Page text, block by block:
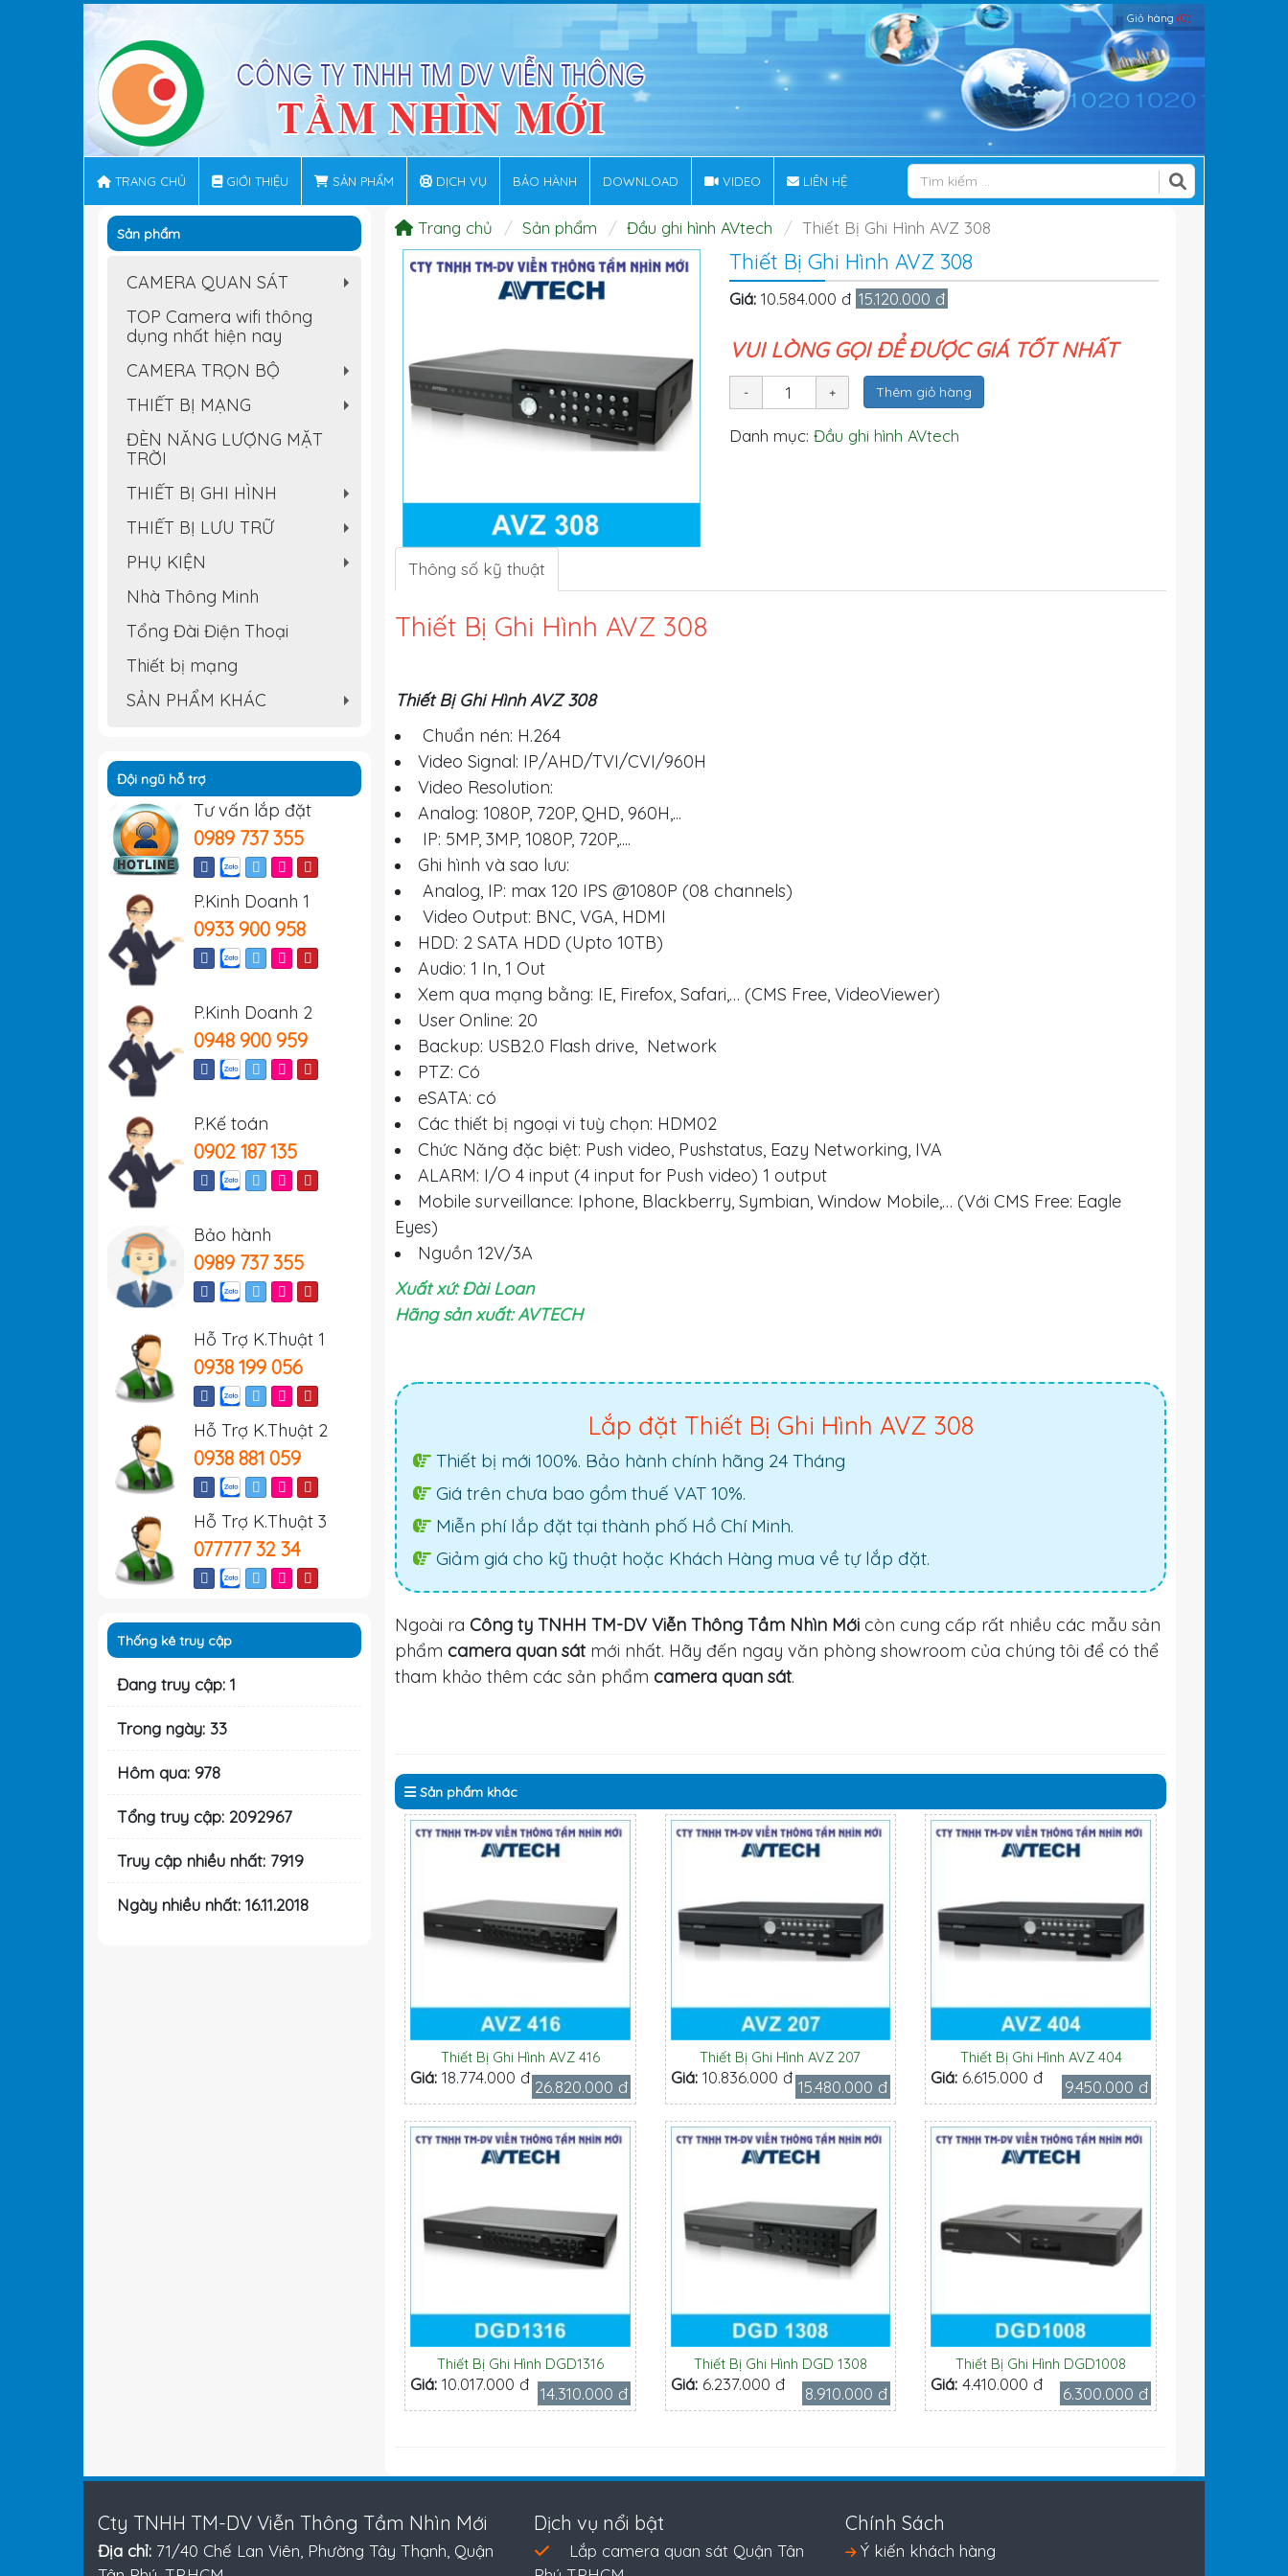
Giỏ hàng (0)
TRANG CHỦ GIỚI THIỆU SẢN PHẨM DỊCH VỤ BẢO HÀNH DOWNLOAD VIDEO LIÊN HỆ
Trang chủ Sản phẩm Đầu ghi hình AVtech Thiết Bị Ghi Hình AVZ 308
Thiết Bị Ghi Hình AVZ 308
Giá: 10.584.000 đ 15.120.000 đ
VUI LÒNG GỌI ĐỂ ĐƯỢC GIÁ TỐT NHẤT
Thêm giỏ hàng
Danh mục:Đầu ghi hình AVtech
Thông số kỹ thuật
Thiết Bị Ghi Hình AVZ 308
Thiết Bị Ghi Hình AVZ 308
Chuẩn nén: H.264
Video Signal: IP/AHD/TVI/CVI/960H
Video Resolution:
Analog: 1080P, 720P, QHD, 960H,...
IP: 5MP, 3MP, 1080P, 720P,....
Ghi hình và sao lưu:
Analog, IP: max 120 IPS @1080P (08 channels)
Video Output: BNC, VGA, HDMI
HDD: 2 SATA HDD (Upto 10TB)
Audio: 1 In, 1 Out
Xem qua mạng bằng: IE, Firefox, Safari,… (CMS Free, VideoViewer)
User Online: 20
Backup: USB2.0 Flash drive, Network
PTZ: Có
eSATA: có
Các thiết bị ngoại vi tuỳ chọn: HDM02
Chức Năng đặc biệt: Push video, Pushstatus, Eazy Networking, IVA
ALARM: I/O 4 input (4 input for Push video) 1 output
Mobile surveillance: Iphone, Blackberry, Symbian, Window Mobile,… (Với CMS Free: Eagle
Eyes)
Nguồn 12V/3A
Xuất xứ: Đài Loan
Hãng sản xuất: AVTECH
Lắp đặt Thiết Bị Ghi Hình AVZ 308
Thiết bị mới 100%. Bảo hành chính hãng 24 Tháng
Giá trên chưa bao gồm thuế VAT 10%.
Miễn phí lắp đặt tại thành phố Hồ Chí Minh.
Giảm giá cho kỹ thuật hoặc Khách Hàng mua về tự lắp đặt.
Ngoài ra Công ty TNHH TM-DV Viễn Thông Tầm Nhìn Mới còn cung cấp rất nhiều các mẫu sản
phẩm camera quan sátmới nhất. Hãy đến ngay văn phòng showroom của chúng tôi để có thể
tham khảo thêm các sản phẩm camera quan sát.
Sản phẩm khác
Thiết Bị Ghi Hình AVZ 416
Giá: 18.774.000 đ 26.820.000 đ
Thiết Bị Ghi Hình AVZ 207
Giá: 10.836.000 đ 15.480.000 đ
Thiết Bị Ghi Hình AVZ 404
Giá: 6.615.000 đ 9.450.000 đ
Thiết Bị Ghi Hình DGD1316
Giá: 10.017.000 đ 14.310.000 đ
Thiết Bị Ghi Hình DGD 1308
Giá: 6.237.000 đ 8.910.000 đ
Thiết Bị Ghi Hình DGD1008
Giá:4.410.000 đ 6.300.000 đ
Sản phẩm
CAMERA QUAN SÁT
TOP Camera wifi thông
dụng nhất hiện nay
CAMERA TRỌN BỘ
THIẾT BỊ MẠNG
ĐÈN NĂNG LƯỢNG MẶT
TRỜI
THIẾT BỊ GHI HÌNH
THIẾT BỊ LƯU TRỮ
PHỤ KIỆN
Nhà Thông Minh
Tổng Đài Điện Thoại
Thiết bị mạng
SẢN PHẨM KHÁC
Đội ngũ hỗ trợ
Tư vấn lắp đặt
0989 737 355
P.Kinh Doanh 1
0933 900 958
P.Kinh Doanh 2
0948 900 959
P.Kế toán
0902 187 135
Bảo hành
0989 737 355
Hỗ Trợ K.Thuật 1
0938 199 056
Hỗ Trợ K.Thuật 2
0938 881 059
Hỗ Trợ K.Thuật 3
077777 32 34
Thống kê truy cập
Đang truy cập: 1
Trong ngày: 33
Hôm qua: 978
Tổng truy cập: 2092967
Truy cập nhiều nhất: 7919
Ngày nhiều nhất: 16.11.2018
Cty TNHH TM-DV Viễn Thông Tầm Nhìn Mới
Địa chỉ: 71/40 Chế Lan Viên, Phường Tây Thạnh, Quận
Dịch vụ nổi bật
Lắp camera quan sát Quận Tân
Chính Sách
Ý kiến khách hàng